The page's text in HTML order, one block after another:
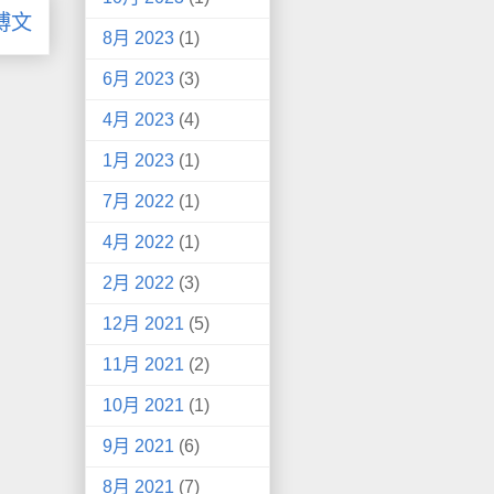
文
8月 2023 (1)
6月 2023 (3)
4月 2023 (4)
1月 2023 (1)
7月 2022 (1)
4月 2022 (1)
2月 2022 (3)
12月 2021 (5)
11月 2021 (2)
10月 2021 (1)
9月 2021 (6)
8月 2021 (7)